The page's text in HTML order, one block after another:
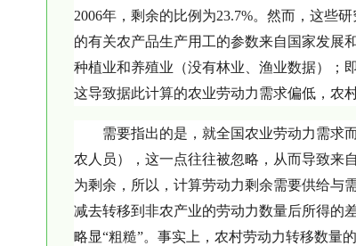
2006年，剩余的比例为23.7%。然而，这些
的有关农产品生产用工的参数来自国家发展
种植业和养殖业（没有林业、渔业数据）；
这导致据此计算的农业劳动力需求偏低，农
需要指出的是，就全国农业劳动力需求
农人员），这一点往往被忽略，从而导致来
为剩余，所以，计算劳动力剩余需要供给与
减去转移到非农产业的劳动力数量后所得的
略显“粗糙”。事实上，农村劳动力转移数量